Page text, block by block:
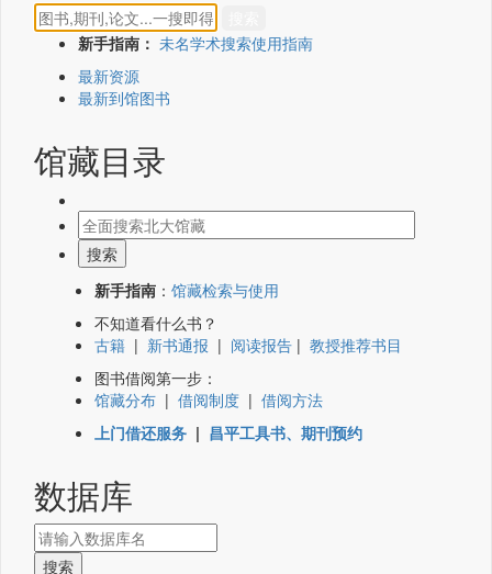
新手指南： 未名学术搜索使用指南
最新资源
最新到馆图书
馆藏目录
新手指南 ： 馆藏检索与使用
不知道看什么书？
古籍 | 新书通报 | 阅读报告 | 教授推荐书目
图书借阅第一步：
馆藏分布 | 借阅制度 | 借阅方法
上门借还服务 | 昌平工具书、期刊预约
数据库